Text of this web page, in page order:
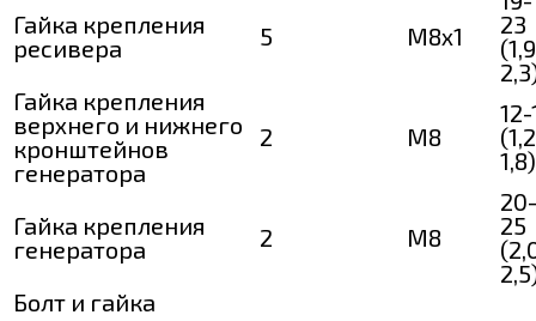
Гайка крепления
ресивера
5 М8х1
23
Гайка крепления
верхнего и нижнего
кронштейнов
генератора
2 M8
12-
1,8)
Гайка крепления
генератора
2 М8
20-
25
Болт и гайка